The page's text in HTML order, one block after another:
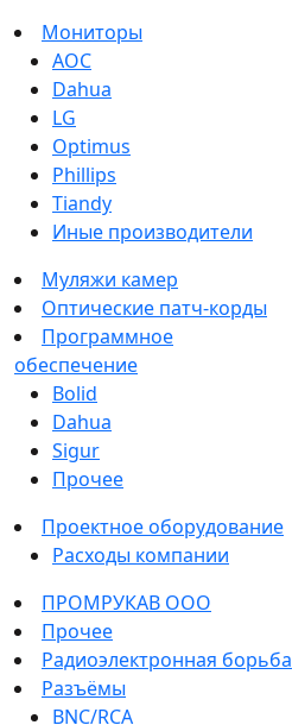
Мониторы
AOC
Dahua
LG
Optimus
Phillips
Tiandy
Иные производители
Муляжи камер
Оптические патч-корды
Программное
обеспечение
Bolid
Dahua
Sigur
Прочее
Проектное оборудование
Расходы компании
ПРОМРУКАВ ООО
Прочее
Радиоэлектронная борьба
Разъёмы
BNC/RCA